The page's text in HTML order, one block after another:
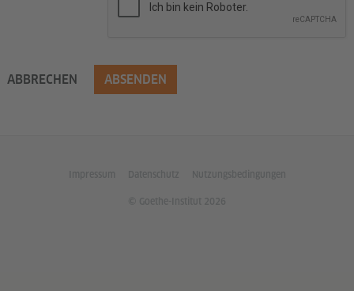
ABBRECHEN ABSENDEN